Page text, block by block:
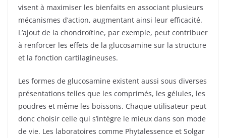
visent à maximiser les bienfaits en associant plusieurs
mécanismes d’action, augmentant ainsi leur efficacité.
L’ajout de la chondroïtine, par exemple, peut contribuer
à renforcer les effets de la glucosamine sur la structure
et la fonction cartilagineuses.
Les formes de glucosamine existent aussi sous diverses
présentations telles que les comprimés, les gélules, les
poudres et même les boissons. Chaque utilisateur peut
donc choisir celle qui s’intègre le mieux dans son mode
de vie. Les laboratoires comme Phytalessence et Solgar